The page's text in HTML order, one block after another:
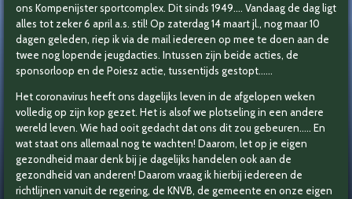
ons Kompenijster sportcomplex. Dit sinds 1949…. Vandaag de dag ligt
alles tot zeker 6 april a.s. stil! Op zaterdag 14 maart jl., nog maar 10
dagen geleden, riep ik via de mail iedereen op mee te doen aan de
twee nog lopende jeugdacties. Intussen zijn beide acties, de
sponsorloop en de Poiesz actie, tussentijds gestopt……
Het coronavirus heeft ons dagelijks leven in de afgelopen weken
volledig op zijn kop gezet. Het is alsof we plotseling in een andere
wereld leven. Wie had ooit gedacht dat ons dit zou gebeuren….. En
wat staat ons allemaal nog te wachten! Daarom, let op je eigen
gezondheid maar denk bij je dagelijks handelen ook aan de
gezondheid van anderen! Daarom vraag ik hierbij iedereen de
richtlijnen vanuit de regering, de KNVB, de gemeente en onze eigen